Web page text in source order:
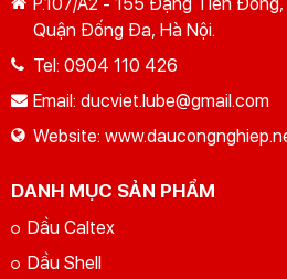
GỬI YÊU CẦU
Quận Đống Đa, Hà Nội.
Tel: 0904 110 426
Email: ducviet.lube@gmail.com
Website:
DANH MỤC SẢN PHẨM
Dầu Caltex
Dầu Shell